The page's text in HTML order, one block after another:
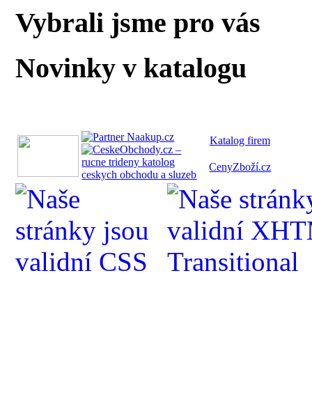
Vybrali jsme pro vás
Novinky v katalogu
Katalog firem
CenyZboží.cz